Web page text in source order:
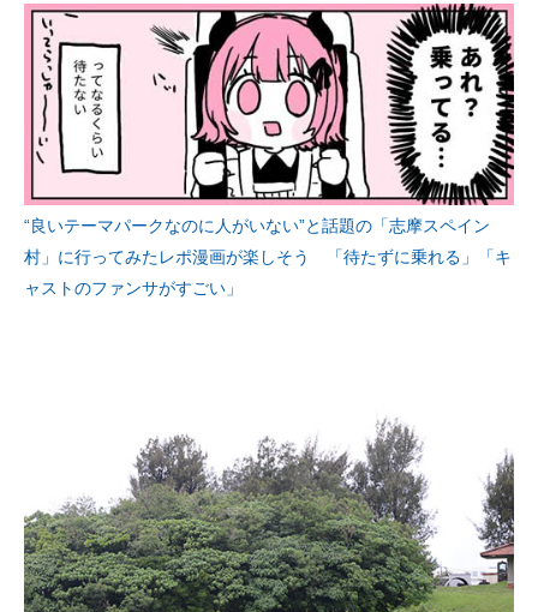
“良いテーマパークなのに人がいない”と話題の「志摩スペイン
村」に行ってみたレポ漫画が楽しそう 「待たずに乗れる」「キ
ャストのファンサがすごい」